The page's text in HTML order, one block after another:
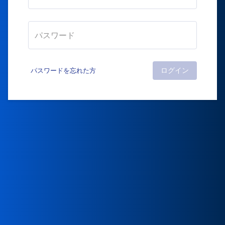
パスワードを忘れた方 ログイン